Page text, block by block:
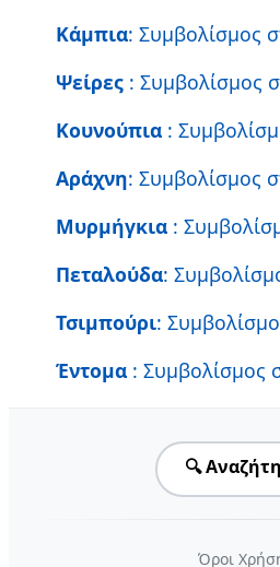
Κάμπια: Συμβολίσμος
Ψείρες : Συμβολίσμος
Κουνούπια :
Αράχνη: Συμβολίσμος
Μυρμήγκια :
Πεταλούδα:
Τσιμπούρι:
Έντομα : Συμβολίσμος
🔍
Όροι